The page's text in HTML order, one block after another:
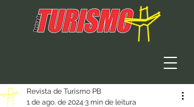
Revista de Turismo PB
1 de ago. de 2024 3 min de leitura